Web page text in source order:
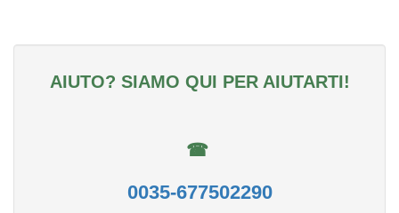
AIUTO? SIAMO QUI PER AIUTARTI!
☎
0035-677502290